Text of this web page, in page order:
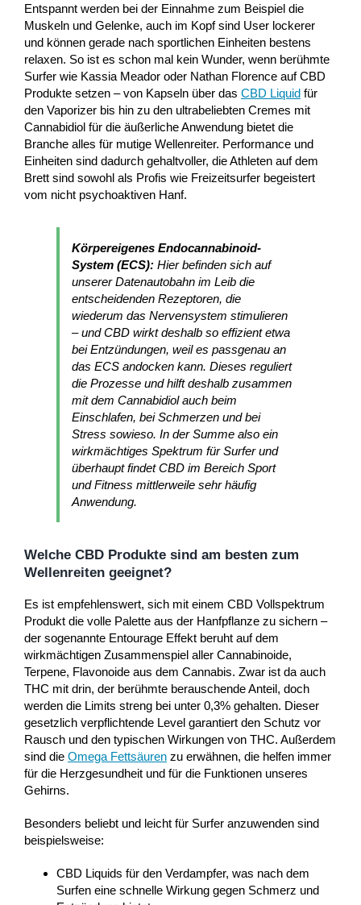
Entspannt werden bei der Einnahme zum Beispiel die
Muskeln und Gelenke, auch im Kopf sind User lockerer
und können gerade nach sportlichen Einheiten bestens
relaxen. So ist es schon mal kein Wunder, wenn berühmte
Surfer wie Kassia Meador oder Nathan Florence auf CBD
Produkte setzen – von Kapseln über das CBD Liquid für
den Vaporizer bis hin zu den ultrabeliebten Cremes mit
Cannabidiol für die äußerliche Anwendung bietet die
Branche alles für mutige Wellenreiter. Performance und
Einheiten sind dadurch gehaltvoller, die Athleten auf dem
Brett sind sowohl als Profis wie Freizeitsurfer begeistert
vom nicht psychoaktiven Hanf.
Körpereigenes Endocannabinoid-
System (ECS): Hier befinden sich auf
unserer Datenautobahn im Leib die
entscheidenden Rezeptoren, die
wiederum das Nervensystem stimulieren
– und CBD wirkt deshalb so effizient etwa
bei Entzündungen, weil es passgenau an
das ECS andocken kann. Dieses reguliert
die Prozesse und hilft deshalb zusammen
mit dem Cannabidiol auch beim
Einschlafen, bei Schmerzen und bei
Stress sowieso. In der Summe also ein
wirkmächtiges Spektrum für Surfer und
überhaupt findet CBD im Bereich Sport
und Fitness mittlerweile sehr häufig
Anwendung.
Welche CBD Produkte sind am besten zum
Wellenreiten geeignet?
Es ist empfehlenswert, sich mit einem CBD Vollspektrum
Produkt die volle Palette aus der Hanfpflanze zu sichern –
der sogenannte Entourage Effekt beruht auf dem
wirkmächtigen Zusammenspiel aller Cannabinoide,
Terpene, Flavonoide aus dem Cannabis. Zwar ist da auch
THC mit drin, der berühmte berauschende Anteil, doch
werden die Limits streng bei unter 0,3% gehalten. Dieser
gesetzlich verpflichtende Level garantiert den Schutz vor
Rausch und den typischen Wirkungen von THC. Außerdem
sind die Omega Fettsäuren zu erwähnen, die helfen immer
für die Herzgesundheit und für die Funktionen unseres
Gehirns.
Besonders beliebt und leicht für Surfer anzuwenden sind
beispielsweise:
CBD Liquids für den Verdampfer, was nach dem
Surfen eine schnelle Wirkung gegen Schmerz und